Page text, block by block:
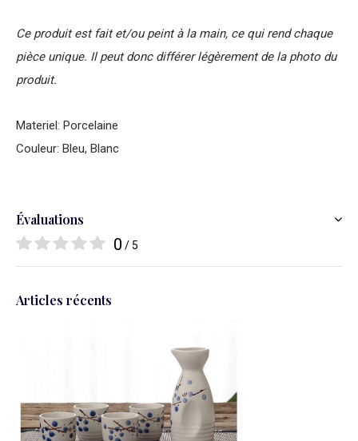
Ce produit est fait et/ou peint à la main, ce qui rend chaque
pièce unique. Il peut donc différer légèrement de la photo du
produit.
Materiel: Porcelaine
Couleur: Bleu, Blanc
Évaluations
0 / 5
Articles récents